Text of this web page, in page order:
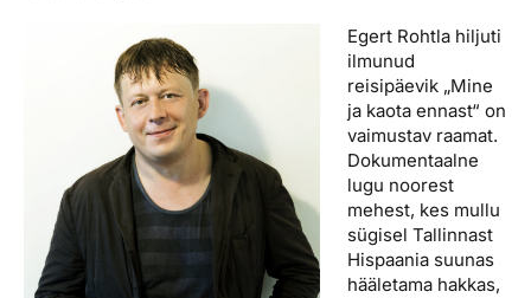
Egert Rohtla hiljuti
ilmunud
reisipäevik „Mine
ja kaota ennast“ on
vaimustav raamat.
Dokumentaalne
lugu noorest
mehest, kes mullu
sügisel Tallinnast
Hispaania suunas
hääletama hakkas,